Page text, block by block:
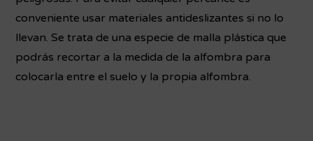
conveniente usar materiales antideslizantes si no lo
llevan. Se trata de una especie de malla plástica que
podrás recortar a la medida de la alfombra para
colocarla entre el suelo y la propia alfombra.